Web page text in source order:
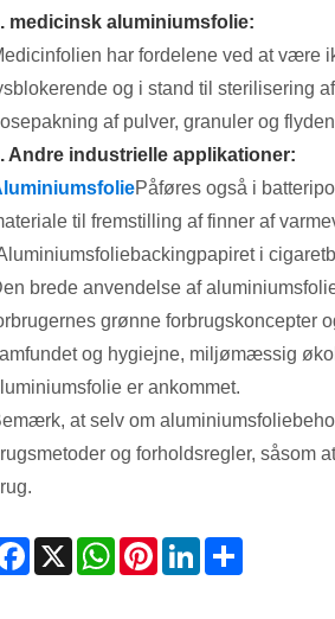
medicinsk aluminiumsfolie:
har fordelene ved at være
og i stand til sterilisering
af pulver, granuler og
Andre industrielle applikationer:
Påføres også i
til fremstilling af finner af
i
brede anvendelse af
grønne forbrugskoncepter
og hygiejne, miljømæssig
er ankommet.
at selv om
og forholdsregler, såsom
Facebook
X WhatsAppPinterestLinkedIn